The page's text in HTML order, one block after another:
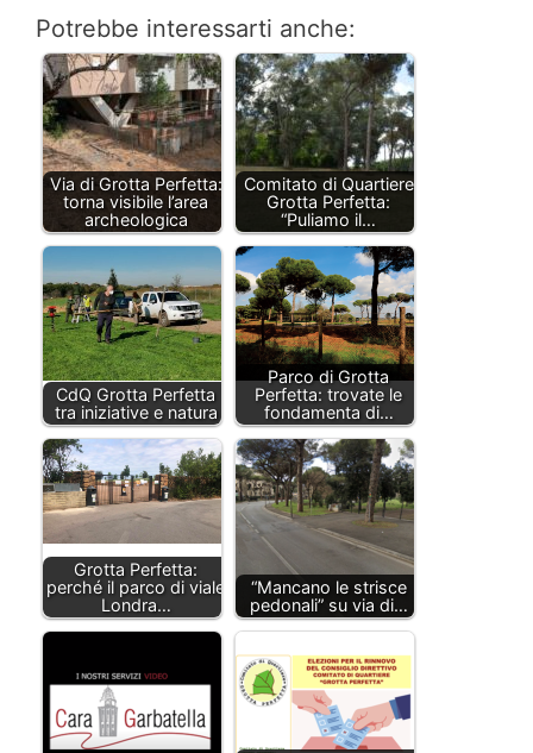
Potrebbe interessarti anche:
Via di Grotta Perfetta:
torna visibile l’area
archeologica
Comitato di Quartiere
Grotta Perfetta:
“Puliamo il…
CdQ Grotta Perfetta
tra iniziative e natura
Parco di Grotta
Perfetta: trovate le
fondamenta di…
Grotta Perfetta:
perché il parco di viale
Londra…
“Mancano le strisce
pedonali” su via di…